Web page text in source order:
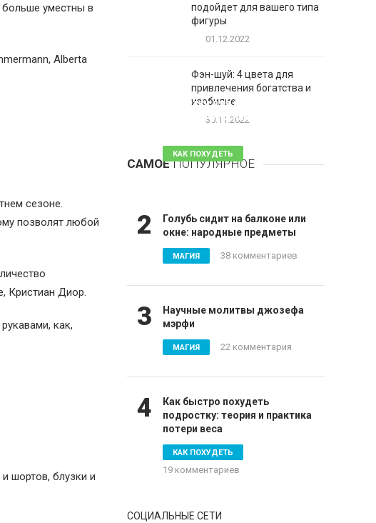
уместны в
Alberta
сезоне.
позволят любой
Кристиан Диор.
как,
шортов, блузки и
подойдет для вашего типа
фигуры
01.12.2022
Фэн-шуй: 4 цвета для
привлечения богатства и
изобилие
30.11.2022
САМОЕПОПУЛЯРНОЕ
Таблетки для похудения -
обзор эффективных и
КАК ПОХУДЕТЬ
81 комментарий
2
Голубь сидит на балконе или
окне: народные предметы
МАГИЯ 38 комментариев
3
Научные молитвы джозефа
мэрфи
МАГИЯ 22 комментария
4
Как быстро похудеть
подростку: теория и практика
потери веса
КАК ПОХУДЕТЬ
19 комментариев
СОЦИАЛЬНЫЕ СЕТИ